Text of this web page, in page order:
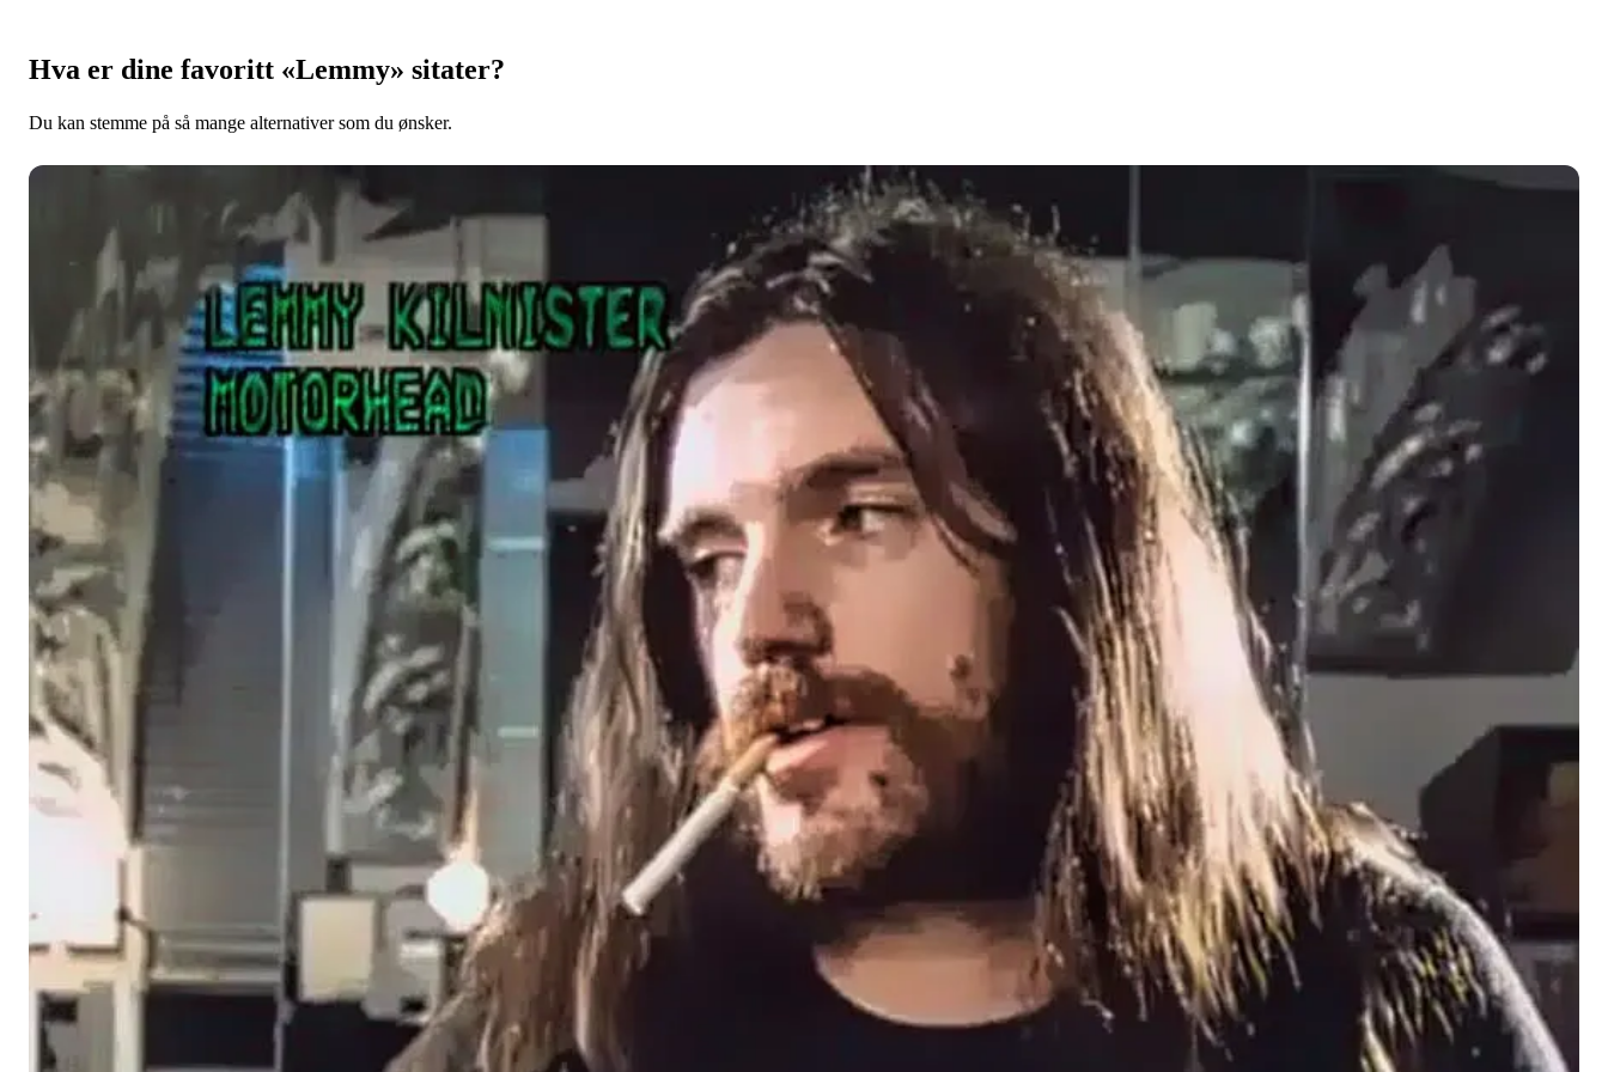
Hva er dine favoritt «Lemmy» sitater?
Du kan stemme på så mange alternativer som du ønsker.